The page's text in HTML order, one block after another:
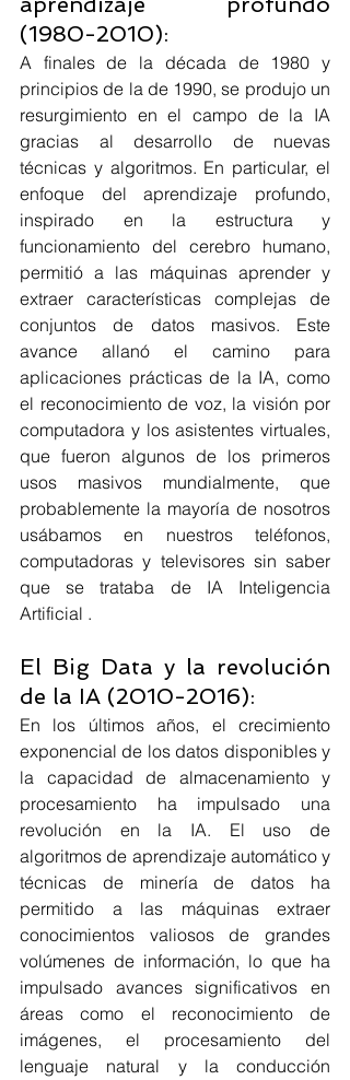
(1980-2010):
A finales de la década de 1980 y
principios de la de 1990, se produjo un
resurgimiento en el campo de la IA
gracias al desarrollo de nuevas
técnicas y algoritmos. En particular, el
enfoque del aprendizaje profundo,
inspirado en la estructura y
funcionamiento del cerebro humano,
permitió a las máquinas aprender y
extraer características complejas de
conjuntos de datos masivos. Este
avance allanó el camino para
aplicaciones prácticas de la IA, como
el reconocimiento de voz, la visión por
computadora y los asistentes virtuales,
que fueron algunos de los primeros
usos masivos mundialmente, que
probablemente la mayoría de nosotros
usábamos en nuestros teléfonos,
computadoras y televisores sin saber
que se trataba de IA Inteligencia
Artificial .
El Big Data y la revolución
de la IA (2010-2016):
En los últimos años, el crecimiento
exponencial de los datos disponibles y
la capacidad de almacenamiento y
procesamiento ha impulsado una
revolución en la IA. El uso de
algoritmos de aprendizaje automático y
técnicas de minería de datos ha
permitido a las máquinas extraer
conocimientos valiosos de grandes
volúmenes de información, lo que ha
impulsado avances significativos en
áreas como el reconocimiento de
imágenes, el procesamiento del
lenguaje natural y la conducción